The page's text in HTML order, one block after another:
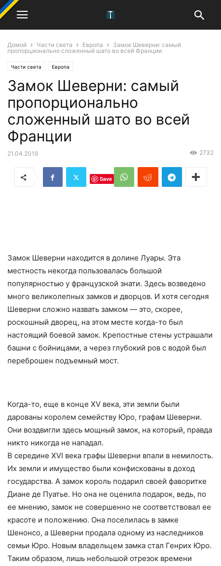
Домой Части света Европа
Замок Шеверни: самый
пропорционально сложенный шато во всей Франции
Части света Европа
Замок Шеверни: самый
пропорционально
сложенный шато во всей
Франции
21.04.2019 2732
Save
Замок Шеверни находится в долине Луары. Эта
местность некогда пользовалась большой
популярностью у французской знати. Здесь возведено
много великолепных замков и дворцов. И хотя сегодня
Шеверни сложно назвать замком — это, скорее,
роскошный дворец, на этом месте когда-то был
настоящий боевой замок. Крепостные стены устрашали
башни с бойницами, а через глубокий ров с водой был
переброшен подъемный мост.
Когда-то, еще в конце XV века, эти земли были
дарованы королем семейству Юро, графам Шеверни.
Они воздвигли здесь мощный замок, на который, правда
никто никогда не нападал.
В середине XVI века графы Шеверни впали в немилость.
Их земли и имущество были конфискованы в доход
государства. А замок король подарил своей фаворитке
Диане де Пуатье. Но она не оценила подарок, ведь, по
ее мнению, замок не совершенно не соответствовал ее
красоте и положению. Она поселилась в замке
Шенонсо, а Шеверни продала одному из наследников
семьи Юро. Новым владельцем замка стал Генрих Юро.
Таким образом, лишь небольшой отрезок времени